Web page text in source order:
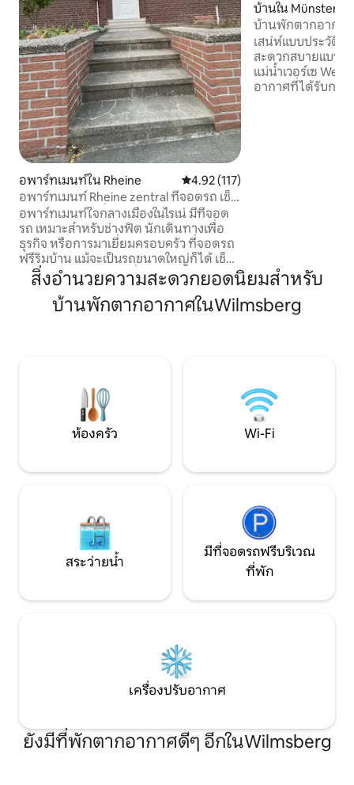
อพาร์ทเมนท์ใน Rheine คะแนนเฉลี่ย 4.92 จาก 5, 117 รีวิว
4.92 (117)
อพาร์ทเมนท์ Rheine zentral ที่จอดรถ เช็ค
อินได้ตลอด 24 ชั่วโมงทุกวัน
อพาร์ทเมนท์ใจกลางเมืองในไรเน่ มีที่จอด
รถ เหมาะสำหรับช่างฟิต นักเดินทางเพื่อ
ธุรกิจ หรือการมาเยี่ยมครอบครัว ที่จอดรถ
ฟรีริมบ้าน แม้จะเป็นรถขนาดใหญ่ก็ได้ เช็
กอินได้ตลอดเวลา 24 ชั่วโมงทุกวันโดยใช้ตู้
กุญแจ: มาถึงเมื่อใดก็ได้ที่คุณต้องการ เรา
จะส่งข้อมูลโดยละเอียดให้ก่อนที่คุณจะมา
จักรยาน ใช้ได้ฟรี หวังว่าจะได้พบคุณเร็วๆ
บ้านใน Münster
บ้านพักตากอากาศ
โดยตรงรวมถึงเรือ
เสน่ห์แบบประวัติศ
สะดวกสบายแบบโ
แม่น้ำเวอร์เซ Wersehaus เป็นบ้านพักตาก
อากาศที่ได้รับกา
สิ่งอำนวยความสะดวกยอดนิยมสำหรับ
บ้านพักตากอากาศในWilmsberg
ห้องครัว Wi-Fi
สระว่ายน้ำ
มีที่จอดรถฟรีบริเวณ
ที่พัก
เครื่องปรับอากาศ
ยังมีที่พักตากอากาศดีๆ อีกในWilmsberg